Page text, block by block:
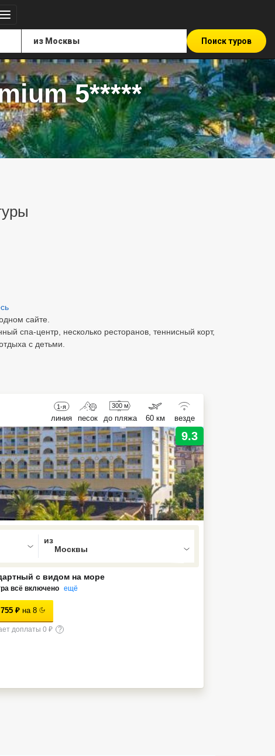
Поиск туров
5*****
сайте.
спа-центр, несколько ресторанов, теннисный корт,
с детьми.
1-я
линия песок
300 м
до пляжа 60 км везде
9.3
, press Down to open the menu,
с видом на море
всё включено ещё
₽ на 8
доплаты 0 ₽ ?